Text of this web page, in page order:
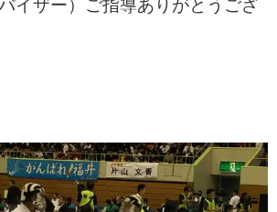
イザー）ご指導ありがとうござ